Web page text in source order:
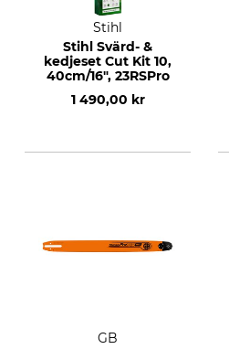
Stihl
Stihl Svärd- &
kedjeset Cut Kit 10,
40cm/16", 23RSPro
1 490,00 kr
GB